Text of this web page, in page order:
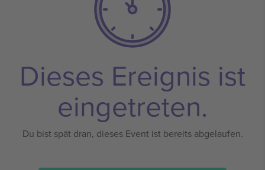
Dieses Ereignis ist
eingetreten.
Du bist spät dran, dieses Event ist bereits abgelaufen.